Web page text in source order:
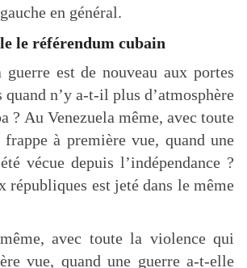
en général.
le référendum cubain
guerre est de nouveau aux portes
quand n’y a-t-il plus d’atmosphère
? Au Venezuela même, avec toute
à première vue, quand une
vécue depuis l’indépendance ?
républiques est jeté dans le même
avec toute la violence qui
vue, quand une guerre a-t-elle